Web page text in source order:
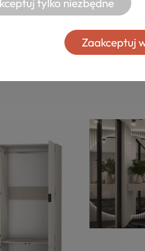
tylko niezbędne
Zaakceptuj